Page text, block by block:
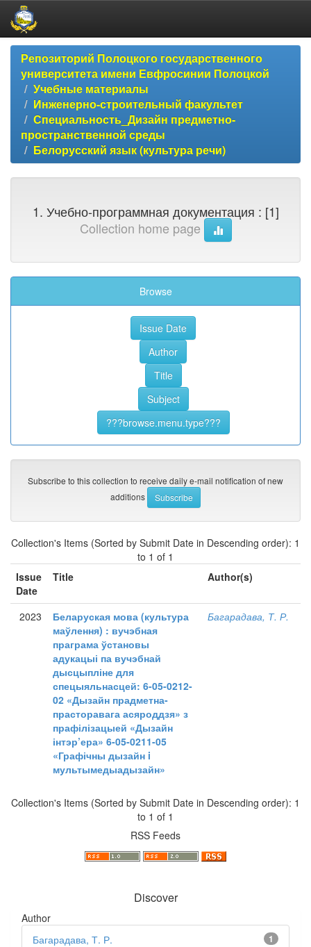
Skip
navigationРепозиторий Полоцкого государственного
университета имени Евфросинии Полоцкой
Учебные материалы
Инженерно-строительный факультет
Специальность_Дизайн предметно-
пространственной среды
Белорусский язык (культура речи)
1. Учебно-программная документация : [1]
Collection home page
Browse
Subscribe to this collection to receive daily e-mail notification of new
additions
Collection's Items (Sorted by Submit Date in Descending order): 1
to 1 of 1
Issue
Date
Title Author(s)
2023
Беларуская мова (культура
маўлення) : вучэбная
праграма ўстановы
адукацыі па вучэбнай
дысцыпліне для
спецыяльнасцей: 6-05-0212-
02 «Дызайн прадметна-
прасторавага асяроддзя» з
прафілізацыей «Дызайн
інтэр’ера» 6-05-0211-05
«Графічны дызайн i
мультымедыадызайн»
Багарадава, Т. Р.
Collection's Items (Sorted by Submit Date in Descending order): 1
to 1 of 1
RSS Feeds
Discover
Author
1
Багарадава, Т. Р.